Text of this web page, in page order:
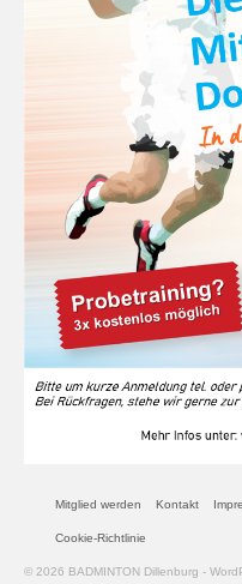
Mitglied werden Kontakt
Cookie-Richtlinie
© 2026 BADMINTON Dillenburg -